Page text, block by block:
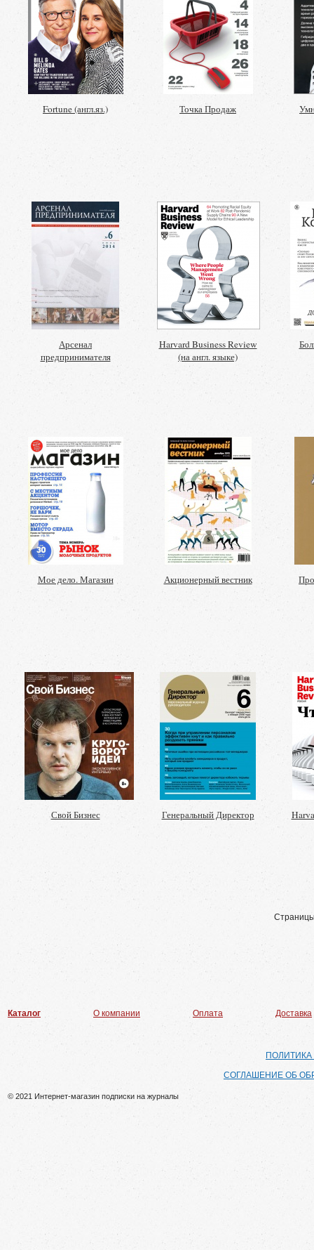
Fortune (англ.яз.) Точка Продаж
Арсенал
предпринимателя
Harvard Business Review
(на англ. языке)
Мое дело. Магазин Акционерный вестник
Свой Бизнес Генеральный Директор
Каталог О компании Оплата Доставка
СОГЛАШЕНИЕ ОБ
© 2021 Интернет-магазин подписки на журналы